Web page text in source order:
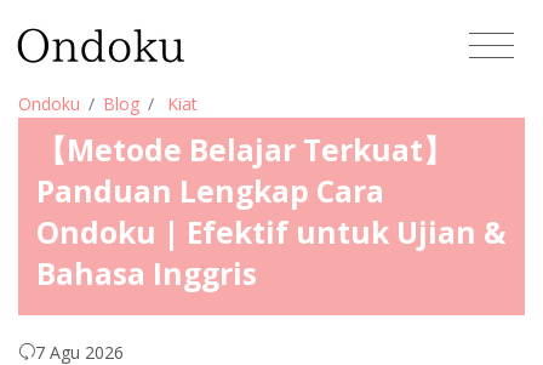
Ondoku Blog Kiat
【Metode Belajar Terkuat】
Panduan Lengkap Cara
Ondoku | Efektif untuk Ujian &
Bahasa Inggris
7 Agu 2026